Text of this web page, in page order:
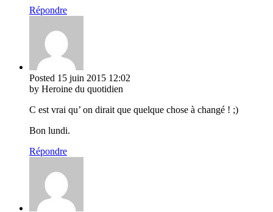
Répondre
Posted 15 juin 2015 12:02
by Heroine du quotidien
C est vrai qu’ on dirait que quelque chose à changé ! ;)
Bon lundi.
Répondre